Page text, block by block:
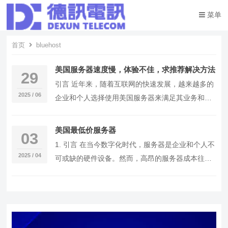
菜单
首页 bluehost
29
2025 / 06
美国服务器速度慢，体验不佳，求推荐解决方法
引言 近年来，随着互联网的快速发展，越来越多的
企业和个人选择使用美国服务器来满足其业务和娱
较慢，…
03
2025 / 04
美国最低价服务器
1. 引言 在当今数字化时代，服务器是企业和个人不
可或缺的硬件设备。然而，高昂的服务器成本往往